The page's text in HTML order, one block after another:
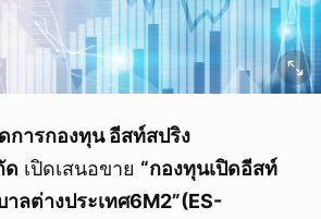
ารกองทุน อีสท์สปริง
ด เปิดเสนอขาย “กองทุนเปิดอีสท์
ลต่างประเทศ6M2”(ES-